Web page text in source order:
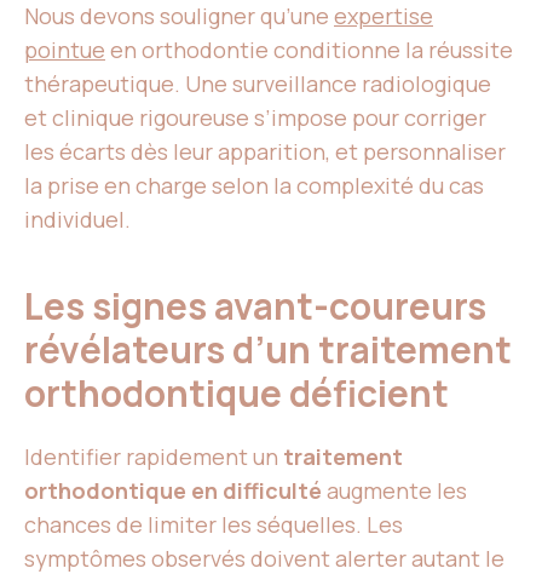
Nous devons souligner qu’une expertise
pointue en orthodontie conditionne la réussite
thérapeutique. Une surveillance radiologique
et clinique rigoureuse s’impose pour corriger
les écarts dès leur apparition, et personnaliser
la prise en charge selon la complexité du cas
individuel.
Les signes avant-coureurs
révélateurs d’un traitement
orthodontique déficient
Identifier rapidement un traitement
orthodontique en difficulté augmente les
chances de limiter les séquelles. Les
symptômes observés doivent alerter autant le